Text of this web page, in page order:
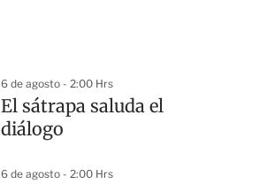
6 de agosto - 2:00 Hrs
El sátrapa saluda el
diálogo
6 de agosto - 2:00 Hrs